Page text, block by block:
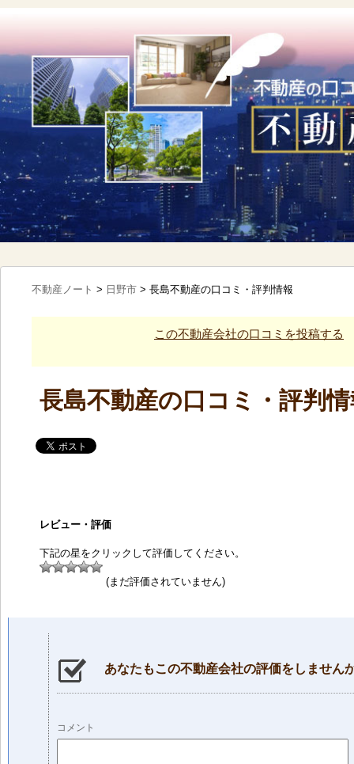
不動産ノート > 日野市 > 長島不動産の口コミ・評判情報
この不動産会社の口コミを投稿する
長島不動産の口コミ・評判
レビュー・評価
下記の星をクリックして評価してください。
(まだ評価されていません)
あなたもこの不動産会社の評価をしません
コメント